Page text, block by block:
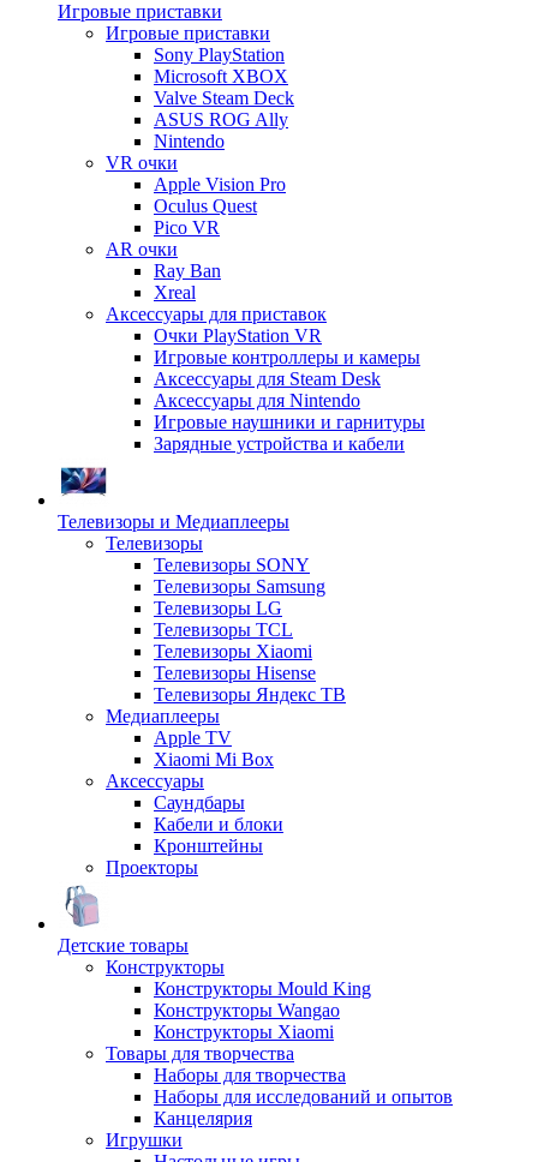
Игровые приставки
Игровые приставки
Sony PlayStation
Microsoft XBOX
Valve Steam Deck
ASUS ROG Ally
Nintendo
VR очки
Apple Vision Pro
Oculus Quest
Pico VR
AR очки
Ray Ban
Xreal
Аксессуары для приставок
Очки PlayStation VR
Игровые контроллеры и камеры
Аксессуары для Steam Desk
Аксессуары для Nintendo
Игровые наушники и гарнитуры
Зарядные устройства и кабели
Телевизоры и Медиаплееры
Телевизоры
Телевизоры SONY
Телевизоры Samsung
Телевизоры LG
Телевизоры TCL
Телевизоры Xiaomi
Телевизоры Hisense
Телевизоры Яндекс ТВ
Медиаплееры
Apple TV
Xiaomi Mi Box
Аксессуары
Саундбары
Кабели и блоки
Кронштейны
Проекторы
Детские товары
Конструкторы
Конструкторы Mould King
Конструкторы Wangao
Конструкторы Xiaomi
Товары для творчества
Наборы для творчества
Наборы для исследований и опытов
Канцелярия
Игрушки